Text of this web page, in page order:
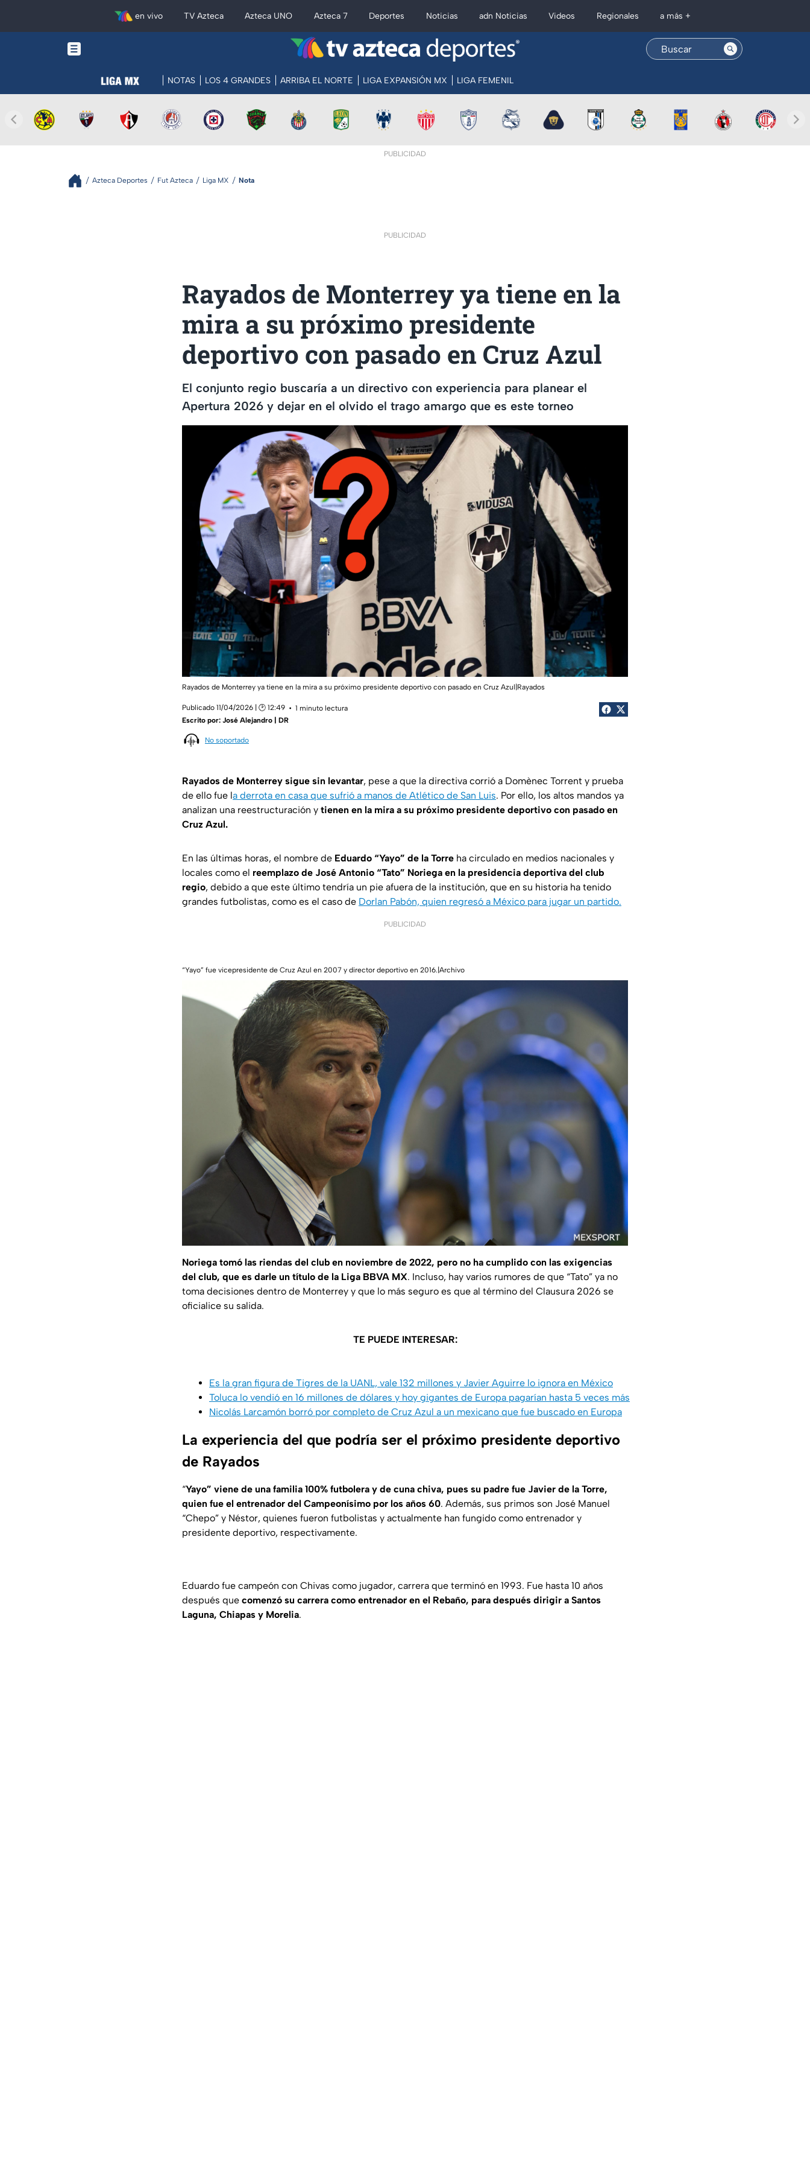
en vivo TV Azteca Azteca UNO Azteca 7 Deportes Noticias adn Noticias Videos Regionales a más +
NOTAS LOS 4 GRANDES ARRIBA EL NORTE LIGA EXPANSIÓN MX LIGA FEMENIL
PUBLICIDAD
Azteca Deportes Fut Azteca Liga MX Nota
PUBLICIDAD
Rayados de Monterrey ya tiene en la
mira a su próximo presidente
deportivo con pasado en Cruz Azul
El conjunto regio buscaría a un directivo con experiencia para planear el
Apertura 2026 y dejar en el olvido el trago amargo que es este torneo
Rayados de Monterrey ya tiene en la mira a su próximo presidente deportivo con pasado en Cruz Azul|Rayados
Publicado 11/04/2026 | 🕑 12:49
1 minuto lectura
Escrito por: José Alejandro | DR
No soportado
Rayados de Monterrey sigue sin levantar, pese a que la directiva corrió a Domènec Torrent y prueba
de ello fue la derrota en casa que sufrió a manos de Atlético de San Luis. Por ello, los altos mandos ya
analizan una reestructuración y tienen en la mira a su próximo presidente deportivo con pasado en
Cruz Azul.
En las últimas horas, el nombre de Eduardo “Yayo” de la Torre ha circulado en medios nacionales y
locales como el reemplazo de José Antonio “Tato” Noriega en la presidencia deportiva del club
regio, debido a que este último tendría un pie afuera de la institución, que en su historia ha tenido
grandes futbolistas, como es el caso de Dorlan Pabón, quien regresó a México para jugar un partido.
PUBLICIDAD
“Yayo” fue vicepresidente de Cruz Azul en 2007 y director deportivo en 2016.|Archivo
Noriega tomó las riendas del club en noviembre de 2022, pero no ha cumplido con las exigencias
del club, que es darle un título de la Liga BBVA MX. Incluso, hay varios rumores de que “Tato” ya no
toma decisiones dentro de Monterrey y que lo más seguro es que al término del Clausura 2026 se
oficialice su salida.
TE PUEDE INTERESAR:
Es la gran figura de Tigres de la UANL, vale 132 millones y Javier Aguirre lo ignora en México
Toluca lo vendió en 16 millones de dólares y hoy gigantes de Europa pagarían hasta 5 veces más
Nicolás Larcamón borró por completo de Cruz Azul a un mexicano que fue buscado en Europa
La experiencia del que podría ser el próximo presidente deportivo
de Rayados
“Yayo” viene de una familia 100% futbolera y de cuna chiva, pues su padre fue Javier de la Torre,
quien fue el entrenador del Campeonísimo por los años 60. Además, sus primos son José Manuel
“Chepo” y Néstor, quienes fueron futbolistas y actualmente han fungido como entrenador y
presidente deportivo, respectivamente.
Eduardo fue campeón con Chivas como jugador, carrera que terminó en 1993. Fue hasta 10 años
después que comenzó su carrera como entrenador en el Rebaño, para después dirigir a Santos
Laguna, Chiapas y Morelia.